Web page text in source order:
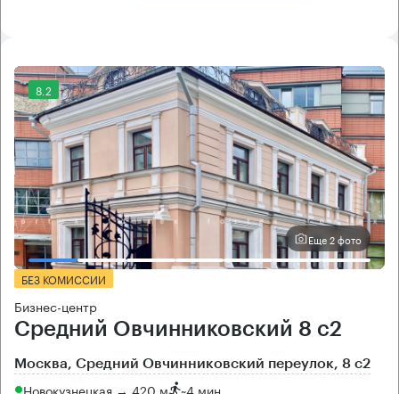
8.2
Еще 2 фото
БЕЗ КОМИССИИ
Бизнес-центр
Средний Овчинниковский 8 с2
Москва, Средний Овчинниковский переулок, 8 с2
Новокузнецкая → 420 м ~4 мин